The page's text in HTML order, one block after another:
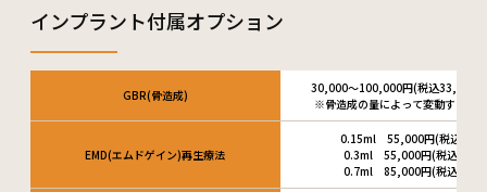
インプラント付属オプション
GBR(骨造成)
30,000～100,000円(税込33,000
※骨造成の量によって変動するこ
EMD(エムドゲイン)再生療法
0.15ml 55,000円(税込
0.3ml 55,000円(税込
0.7ml 85,000円(税込